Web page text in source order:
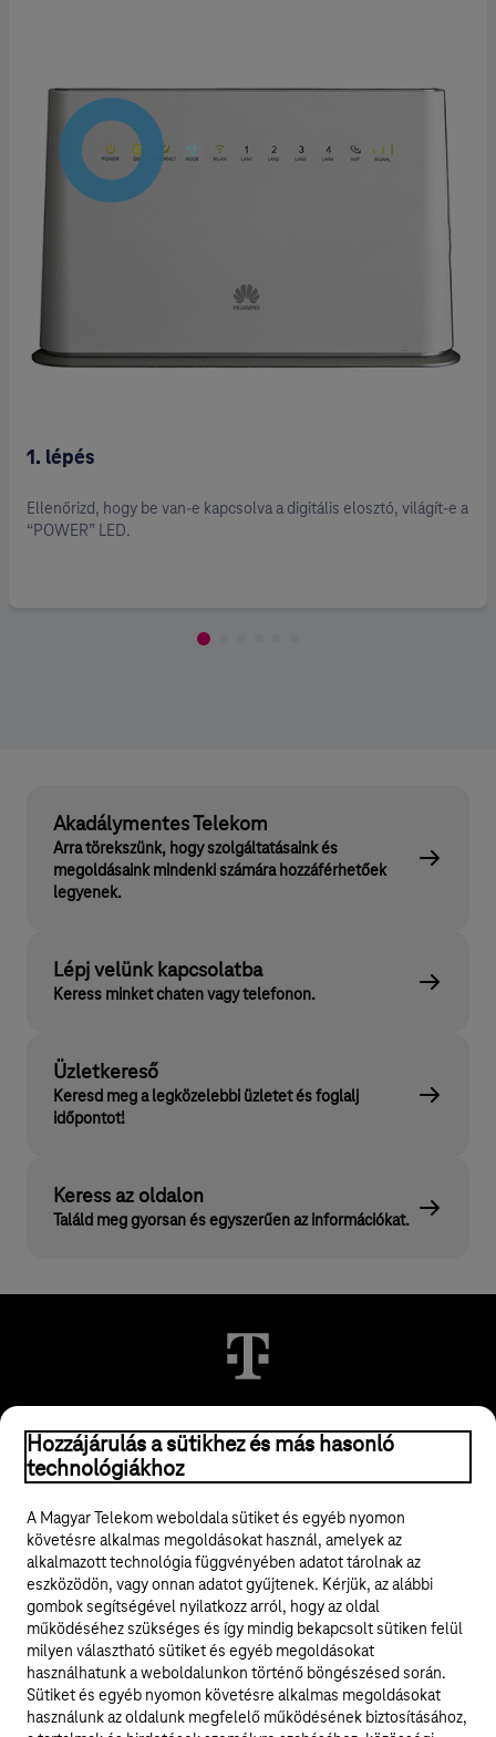
1. lépés
Ellenőrizd, hogy be van-e kapcsolva a digitális elosztó, világít-e a
“POWER” LED.
Akadálymentes Telekom
Arra törekszünk, hogy szolgáltatásaink és
megoldásaink mindenki számára hozzáférhetőek
legyenek.
Lépj velünk kapcsolatba
Keress minket chaten vagy telefonon.
Üzletkereső
Keresd meg a legközelebbi üzletet és foglalj
időpontot!
Keress az oldalon
Találd meg gyorsan és egyszerűen az információkat.
© 2026 Magyar Telekom Nyrt.
ÁSZF
Adatvédelem
Felhívások
Hozzájárulás a sütikhez és más hasonló
technológiákhoz
A Magyar Telekom weboldala sütiket és egyéb nyomon
követésre alkalmas megoldásokat használ, amelyek az
alkalmazott technológia függvényében adatot tárolnak az
eszközödön, vagy onnan adatot gyűjtenek. Kérjük, az alábbi
gombok segítségével nyilatkozz arról, hogy az oldal
működéséhez szükséges és így mindig bekapcsolt sütiken felül
milyen választható sütiket és egyéb megoldásokat
használhatunk a weboldalunkon történő böngészésed során.
Sütiket és egyéb nyomon követésre alkalmas megoldásokat
használunk az oldalunk megfelelő működésének biztosításához,